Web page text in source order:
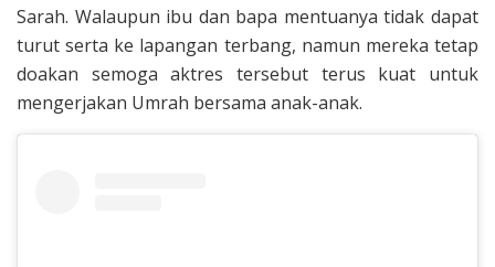
Sarah. Walaupun ibu dan bapa mentuanya tidak dapat
turut serta ke lapangan terbang, namun mereka tetap
doakan semoga aktres tersebut terus kuat untuk
mengerjakan Umrah bersama anak-anak.